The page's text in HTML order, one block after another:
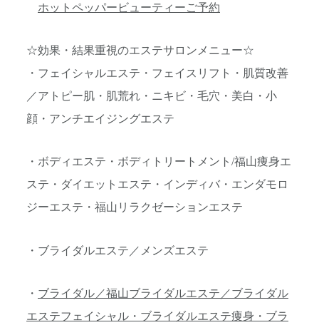
ホットペッパービューティーご予約
☆効果・結果重視のエステサロンメニュー☆
・フェイシャルエステ・フェイスリフト・肌質改善
／アトピー肌・肌荒れ・ニキビ・毛穴・美白・小
顔・アンチエイジングエステ
・ボディエステ・ボディトリートメント/福山痩身エ
ステ・ダイエットエステ・インディバ・エンダモロ
ジーエステ・福山リラクゼーションエステ
・ブライダルエステ／メンズエステ
・ ブライダル／福山ブライダルエステ／ブライダル
エステフェイシャル・ブライダルエステ痩身・ブラ